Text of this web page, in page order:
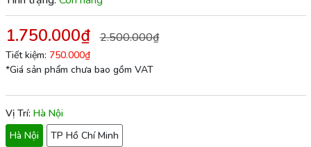
1.750.000₫ 2.500.000₫
Tiết kiệm: 750.000₫
*Giá sản phẩm chưa bao gồm VAT
Vị Trí: Hà Nội
Hà Nội
TP Hồ Chí Minh